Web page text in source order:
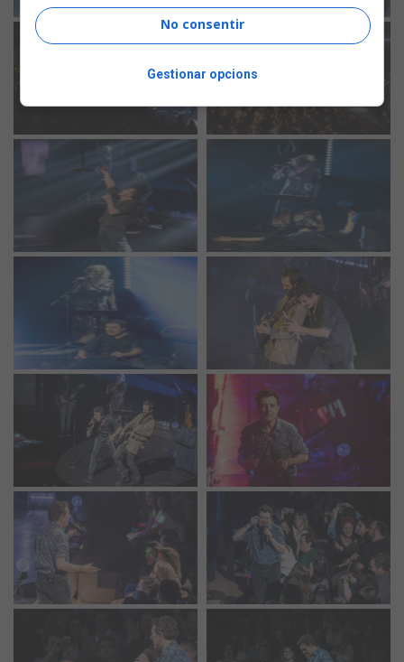
No consentir
Gestionar opcions